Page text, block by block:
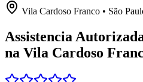
Vila Cardoso Franco • São
Assistencia
na Vila Cardoso